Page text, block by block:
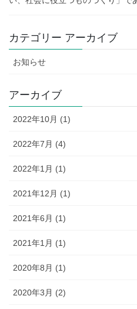
カテゴリー アーカイブ
お知らせ
アーカイブ
2022年10月 (1)
2022年7月 (4)
2022年1月 (1)
2021年12月 (1)
2021年6月 (1)
2021年1月 (1)
2020年8月 (1)
2020年3月 (2)